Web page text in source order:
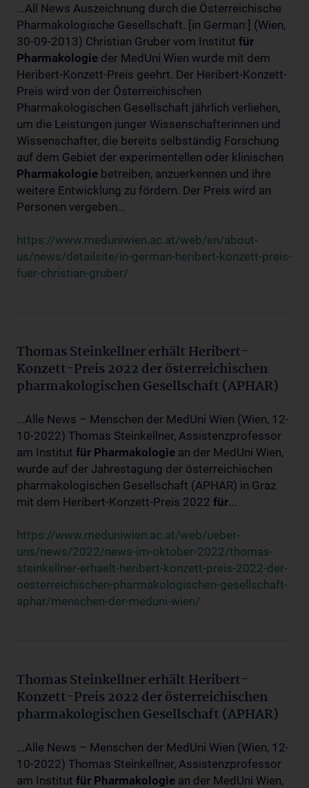
...All News Auszeichnung durch die Österreichische
Pharmakologische Gesellschaft. [in German:] (Wien,
30-09-2013) Christian Gruber vom Institut für
Pharmakologie der MedUni Wien wurde mit dem
Heribert-Konzett-Preis geehrt. Der Heribert-Konzett-
Preis wird von der Österreichischen
Pharmakologischen Gesellschaft jährlich verliehen,
um die Leistungen junger Wissenschafterinnen und
Wissenschafter, die bereits selbständig Forschung
auf dem Gebiet der experimentellen oder klinischen
Pharmakologie betreiben, anzuerkennen und ihre
weitere Entwicklung zu fördern. Der Preis wird an
Personen vergeben...
https://www.meduniwien.ac.at/web/en/about-
us/news/detailsite/in-german-heribert-konzett-preis-
fuer-christian-gruber/
Thomas Steinkellner erhält Heribert-
Konzett-Preis 2022 der österreichischen
pharmakologischen Gesellschaft (APHAR)
...Alle News – Menschen der MedUni Wien (Wien, 12-
10-2022) Thomas Steinkellner, Assistenzprofessor
am Institut für Pharmakologie an der MedUni Wien,
wurde auf der Jahrestagung der österreichischen
pharmakologischen Gesellschaft (APHAR) in Graz
mit dem Heribert-Konzett-Preis 2022 für...
https://www.meduniwien.ac.at/web/ueber-
uns/news/2022/news-im-oktober-2022/thomas-
steinkellner-erhaelt-heribert-konzett-preis-2022-der-
oesterreichischen-pharmakologischen-gesellschaft-
aphar/menschen-der-meduni-wien/
Thomas Steinkellner erhält Heribert-
Konzett-Preis 2022 der österreichischen
pharmakologischen Gesellschaft (APHAR)
...Alle News – Menschen der MedUni Wien (Wien, 12-
10-2022) Thomas Steinkellner, Assistenzprofessor
am Institut für Pharmakologie an der MedUni Wien,